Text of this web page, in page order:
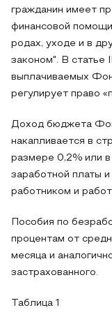
гражданин имеет
финансовой помощи
родах, уходе и в
законом". В статье
выплачиваемых
регулирует право
Доход бюджета
накапливается в
размере 0,2% или
заработной платы
работником и
Пособия по
процентам от
месяца и
застрахованного.
Таблица 1